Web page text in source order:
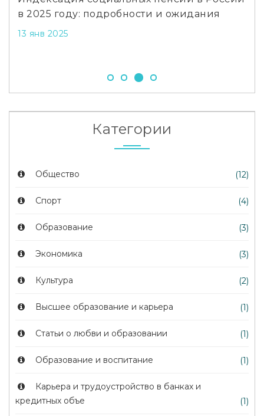
в 2025 году: подробности и ожидания
13 янв 2025
Категории
Общество (12)
Спорт (4)
Образование (3)
Экономика (3)
Культура (2)
Высшее образование и карьера (1)
Статьи о любви и образовании (1)
Образование и воспитание (1)
Карьера и трудоустройство в банках и
кредитных объе
(1)